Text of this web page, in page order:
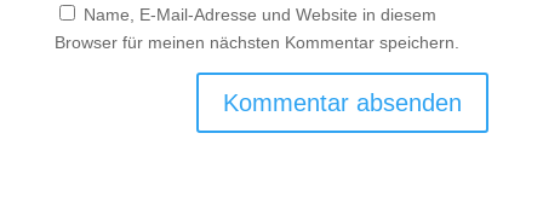
Name, E-Mail-Adresse und Website in diesem
Browser für meinen nächsten Kommentar speichern.